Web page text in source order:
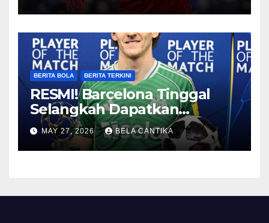
BERITA BOLA BERITA TERKINI
RESMI! Barcelona Tinggal
Selangkah Dapatkan
Anthony Gordon
MAY 27, 2026 BELA CANTIKA